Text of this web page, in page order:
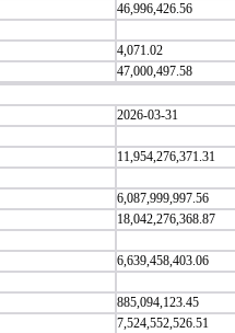
46,996,426.56
4,071.02
47,000,497.58
2026-03-31
11,954,276,371.31
6,087,999,997.56
18,042,276,368.87
6,639,458,403.06
885,094,123.45
7,524,552,526.51